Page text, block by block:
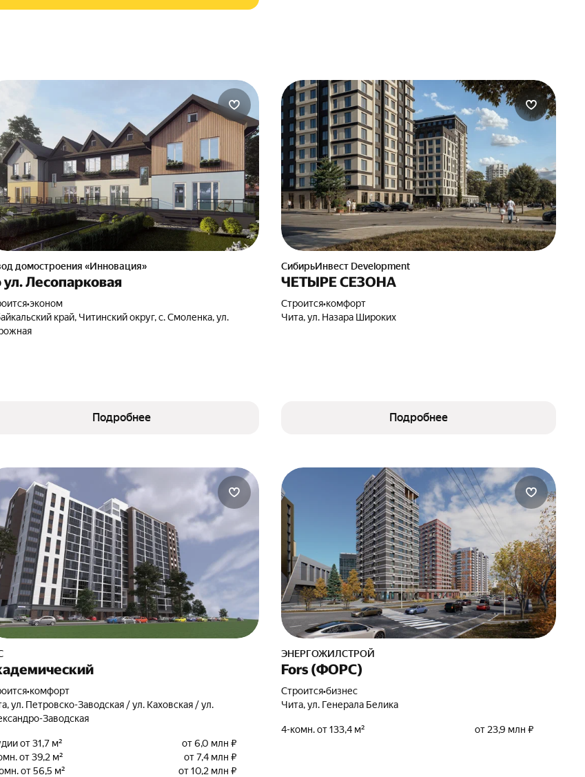
домостроения «Инновация»
ул. Лесопарковая
•эконом
край, Читинский округ, с. Смоленка, ул.
Подробнее
СибирьИнвест Development
ЧЕТЫРЕ СЕЗОНА
Строится•комфорт
Чита, ул. Назара Широких
Подробнее
•комфорт
ул. Петровско-Заводская / ул. Каховская / ул.
Заводская
от 31,7 м²
от 6,0 млн ₽
от 39,2 м²
от 7,4 млн ₽
от 56,5 м²
от 10,2 млн ₽
ЭНЕРГОЖИЛСТРОЙ
Fors (ФОРС)
Строится•бизнес
Чита, ул. Генерала Белика
4-комн. от 133,4 м² от 23,9 млн ₽